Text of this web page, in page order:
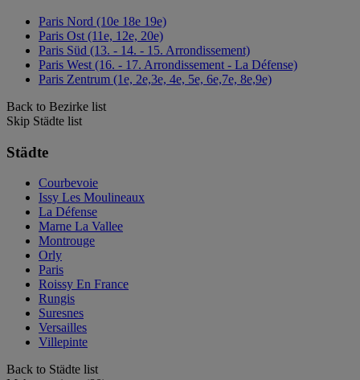
Paris Nord (10e 18e 19e)
Paris Ost (11e, 12e, 20e)
Paris Süd (13. - 14. - 15. Arrondissement)
Paris West (16. - 17. Arrondissement - La Défense)
Paris Zentrum (1e, 2e,3e, 4e, 5e, 6e,7e, 8e,9e)
Back to Bezirke list
Skip Städte list
Städte
Courbevoie
Issy Les Moulineaux
La Défense
Marne La Vallee
Montrouge
Orly
Paris
Roissy En France
Rungis
Suresnes
Versailles
Villepinte
Back to Städte list